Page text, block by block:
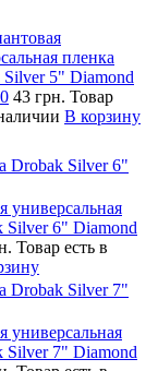
пленка
Silver 5" Diamond
43 грн. Товар
В корзину
Drobak Silver 6"
универсальная
Silver 6" Diamond
Товар есть в
Drobak Silver 7"
универсальная
Silver 7" Diamond